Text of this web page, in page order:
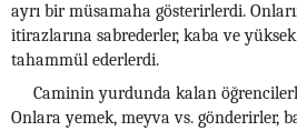
ayrı bir müsamaha gösterirlerdi.
itirazlarına sabrederler, kaba ve
tahammül ederlerdi.
Caminin yurdunda kalan
Onlara yemek, meyva vs. gönderirler,